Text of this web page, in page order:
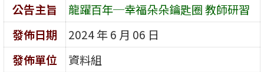
公告主旨
龍躍百年─幸福朵朵鑰匙圈 教師研習
發佈日期
2024 年 6 月 06 日
發佈單位
資料組